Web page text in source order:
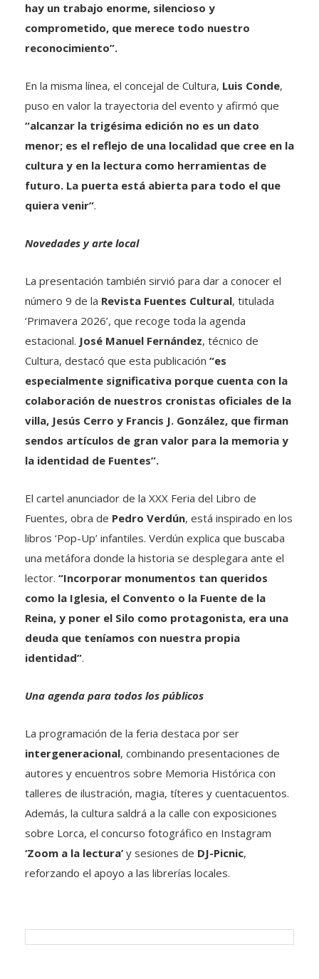
hay un trabajo enorme, silencioso y
comprometido, que merece todo nuestro
reconocimiento”.
En la misma línea, el concejal de Cultura, Luis Conde,
puso en valor la trayectoria del evento y afirmó que
“alcanzar la trigésima edición no es un dato
menor; es el reflejo de una localidad que cree en la
cultura y en la lectura como herramientas de
futuro. La puerta está abierta para todo el que
quiera venir”.
Novedades y arte local
La presentación también sirvió para dar a conocer el
número 9 de la Revista Fuentes Cultural, titulada
‘Primavera 2026’, que recoge toda la agenda
estacional. José Manuel Fernández, técnico de
Cultura, destacó que esta publicación “es
especialmente significativa porque cuenta con la
colaboración de nuestros cronistas oficiales de la
villa, Jesús Cerro y Francis J. González, que firman
sendos artículos de gran valor para la memoria y
la identidad de Fuentes”.
El cartel anunciador de la XXX Feria del Libro de
Fuentes, obra de Pedro Verdún, está inspirado en los
libros ‘Pop-Up’ infantiles. Verdún explica que buscaba
una metáfora donde la historia se desplegara ante el
lector. “Incorporar monumentos tan queridos
como la Iglesia, el Convento o la Fuente de la
Reina, y poner el Silo como protagonista, era una
deuda que teníamos con nuestra propia
identidad”.
Una agenda para todos los públicos
La programación de la feria destaca por ser
intergeneracional, combinando presentaciones de
autores y encuentros sobre Memoria Histórica con
talleres de ilustración, magia, títeres y cuentacuentos.
Además, la cultura saldrá a la calle con exposiciones
sobre Lorca, el concurso fotográfico en Instagram
‘Zoom a la lectura’ y sesiones de DJ-Picnic,
reforzando el apoyo a las librerías locales.